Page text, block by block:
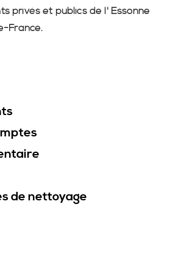
privés et publics de l' Essonne
France.
de nettoyage